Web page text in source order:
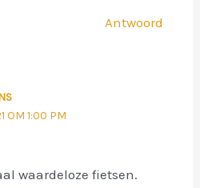
Antwoord
OM 1:00 PM
waardeloze fietsen.